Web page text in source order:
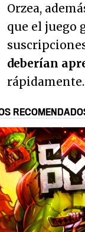
Orzea,
que el juego
deberían
rápidamente.